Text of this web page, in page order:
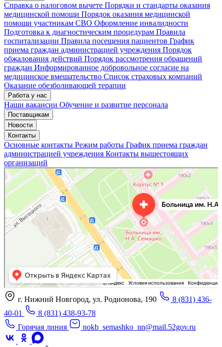
Справка о налоговом вычете Порядки и стандарты оказания
медицинской помощи Порядок оказания медицинской
помощи участникам СВО Оформление инвалидности
Подготовка к диагностическим процедурам Правила
госпитализации Правила посещения пациентов График
приема граждан администрацией учреждения Порядок
обжалования действий Порядок рассмотрения обращений
граждан Информированное добровольное согласие на
медицинское вмешательство Список страховых компаний
Оказание обезболивающей терапии
Работа у нас
Наши вакансии Обучение и развитие персонала
Поставщикам
Новости
Контакты
Основные контакты Режим работы График приема граждан
администрацией учреждения Контакты вышестоящих
организаций
«Нижегородская областная клиническая больница имени Н.А. Семашко»
Отделение больницы, госпиталя в Нижнем Новгороде
Больница для взрослых в Нижнем Новгороде
г. Нижний Новгород, ул. Родионова, 190
8 (831) 436-
40-01
8 (831) 438-93-78
Горячая линия
nokb_semashko_nn@mail.52gov.ru